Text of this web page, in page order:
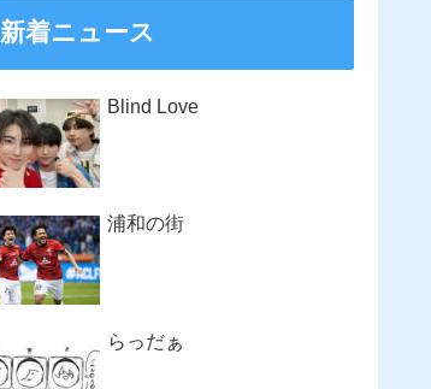
新着ニュース
Blind Love
浦和の街
らっだぁ